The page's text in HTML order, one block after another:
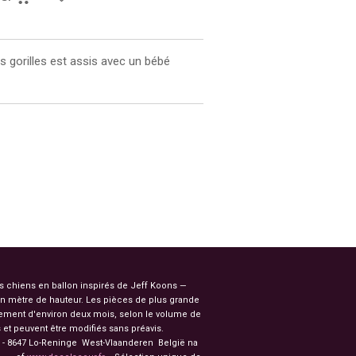
gorilles est assis avec un bébé
chiens en ballon inspirés de Jeff Koons —
mètre de hauteur. Les pièces de plus grande
d'environ deux mois, selon le volume de
peuvent être modifiés sans préavis.
- 8647 Lo-Reninge West-Vlaanderen België na